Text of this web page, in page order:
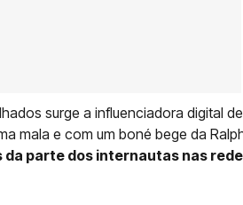
surge a influenciadora digital
mala e com um boné bege da
da parte dos internautas nas